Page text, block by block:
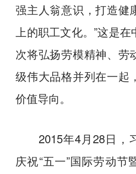
强主人翁意识，打造健
上的职工文化。”这是
次将弘扬劳模精神、劳
级伟大品格并列在一起
价值导向。
2015年4月28日，
庆祝“五一”国际劳动节